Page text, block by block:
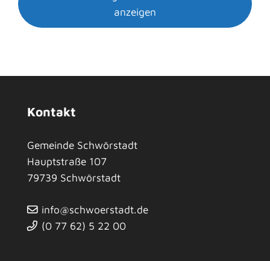
anzeigen
Kontakt
Gemeinde Schwörstadt
Hauptstraße 107
79739 Schwörstadt
info@schwoerstadt.de
(0 77 62) 5 22 00